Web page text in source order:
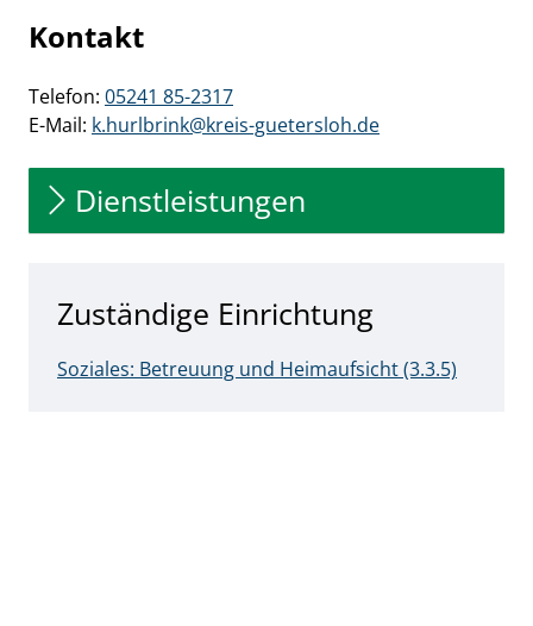
Kontakt
Telefon: 05241 85-2317
E-Mail: k.hurlbrink@kreis-guetersloh.de
Dienstleistungen
Zuständige Einrichtung
Soziales: Betreuung und Heimaufsicht (3.3.5)